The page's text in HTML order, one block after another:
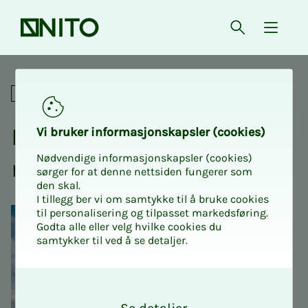
Forsiden Åpne søk
{
Fagnettverk
Fag­­­nett­verk for dro­­ne­­­tek­­­
no­lo­­­gi
Vi bru­­­ker in­­­for­­­ma­­­sjons­­­kaps­­­­­ler (cookies)
Nødvendige informasjonskapsler (cookies)
sørger for at denne nettsiden fungerer som
den skal.
I tillegg ber vi om samtykke til å bruke cookies
til personalisering og tilpasset markedsføring.
Godta alle eller velg hvilke cookies du
samtykker til ved å se detaljer.